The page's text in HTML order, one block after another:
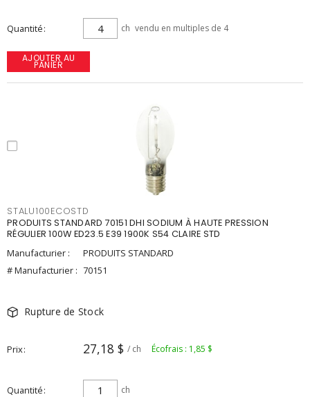
Quantité ch vendu en multiples de 4
AJOUTER AU
PANIER
STALU100ECOSTD
PRODUITS STANDARD 70151 DHI SODIUM À HAUTE PRESSION
RÉGULIER 100W ED23.5 E39 1900K S54 CLAIRE STD
Manufacturier :
PRODUITS STANDARD
# Manufacturier : 70151
Rupture de Stock
Prix 27,18 $ / ch Écofrais : 1,85 $
Quantité ch